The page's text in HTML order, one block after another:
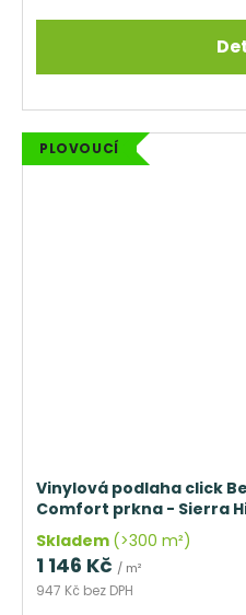
PLOVOUCÍ
Vinylová podlaha click
Comfort prkna - Sierra
Skladem (>300 m²)
947 Kč bez DPH
1 146 Kč / m²